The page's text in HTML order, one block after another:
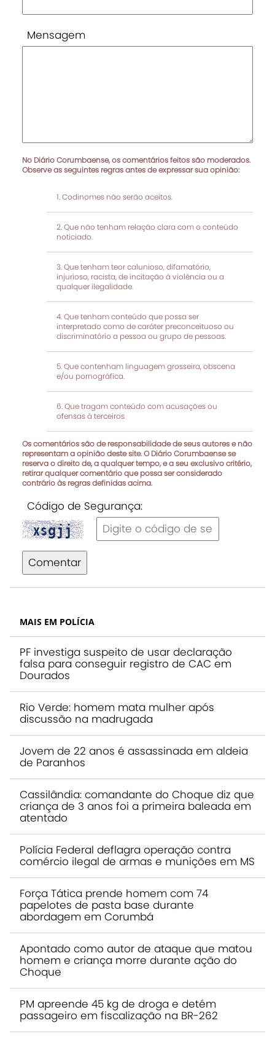
Mensagem
No Diário Corumbaense, os comentários feitos são moderados.
Observe as seguintes regras antes de expressar sua opinião:
Codinomes não serão aceitos.
Que não tenham relação clara com o conteúdo
noticiado.
Que tenham teor calunioso, difamatório,
injurioso, racista, de incitação à violência ou a
qualquer ilegalidade.
Que tenham conteúdo que possa ser
interpretado como de caráter preconceituoso ou
discriminatório a pessoa ou grupo de pessoas.
Que contenham linguagem grosseira, obscena
e/ou pornográfica.
Que tragam conteúdo com acusações ou
ofensas à terceiros
Os comentários são de responsabilidade de seus autores e não
representam a opinião deste site. O Diário Corumbaense se
reserva o direito de, a qualquer tempo, e a seu exclusivo critério,
retirar qualquer comentário que possa ser considerado
contrário às regras definidas acima.
Código de Segurança:
Comentar
MAIS EM POLÍCIA
PF investiga suspeito de usar declaração
falsa para conseguir registro de CAC em
Dourados
Rio Verde: homem mata mulher após
discussão na madrugada
Jovem de 22 anos é assassinada em aldeia
de Paranhos
Cassilândia: comandante do Choque diz que
criança de 3 anos foi a primeira baleada em
atentado
Polícia Federal deflagra operação contra
comércio ilegal de armas e munições em MS
Força Tática prende homem com 74
papelotes de pasta base durante
abordagem em Corumbá
Apontado como autor de ataque que matou
homem e criança morre durante ação do
Choque
PM apreende 45 kg de droga e detém
passageiro em fiscalização na BR-262